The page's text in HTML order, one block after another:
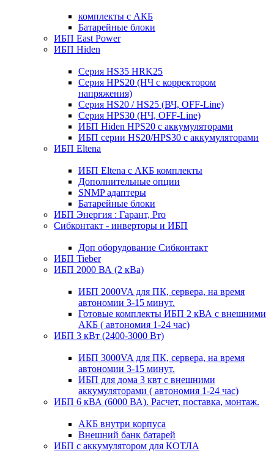
комплекты с АКБ
Батарейные блоки
ИБП East Power
ИБП Hiden
Серия HS35 HRK25
Серия HPS20 (НЧ с корректором
напряжения)
Серия HS20 / HS25 (ВЧ, OFF-Line)
Серия HPS30 (НЧ, OFF-Line)
ИБП Hiden HPS20 с аккумуляторами
ИБП серии HS20/HPS30 с аккумуляторами
ИБП Eltena
ИБП Eltena с АКБ комплекты
Дополнительные опции
SNMP адаптеры
Батарейные блоки
ИБП Энергия : Гарант, Pro
Сибконтакт - инверторы и ИБП
Доп оборудование Сибконтакт
ИБП Tieber
ИБП 2000 ВА (2 кВа)
ИБП 2000VA для ПК, сервера, на время
автономии 3-15 минут.
Готовые комплекты ИБП 2 кВА с внешними
АКБ ( автономия 1-24 час)
ИБП 3 кВт (2400-3000 Вт)
ИБП 3000VA для ПК, сервера, на время
автономии 3-15 минут.
ИБП для дома 3 квт с внешними
аккумуляторами ( автономия 1-24 час)
ИБП 6 кВА (6000 ВА). Расчет, поставка, монтаж.
АКБ внутри корпуса
Внешний банк батарей
ИБП с аккумулятором для КОТЛА